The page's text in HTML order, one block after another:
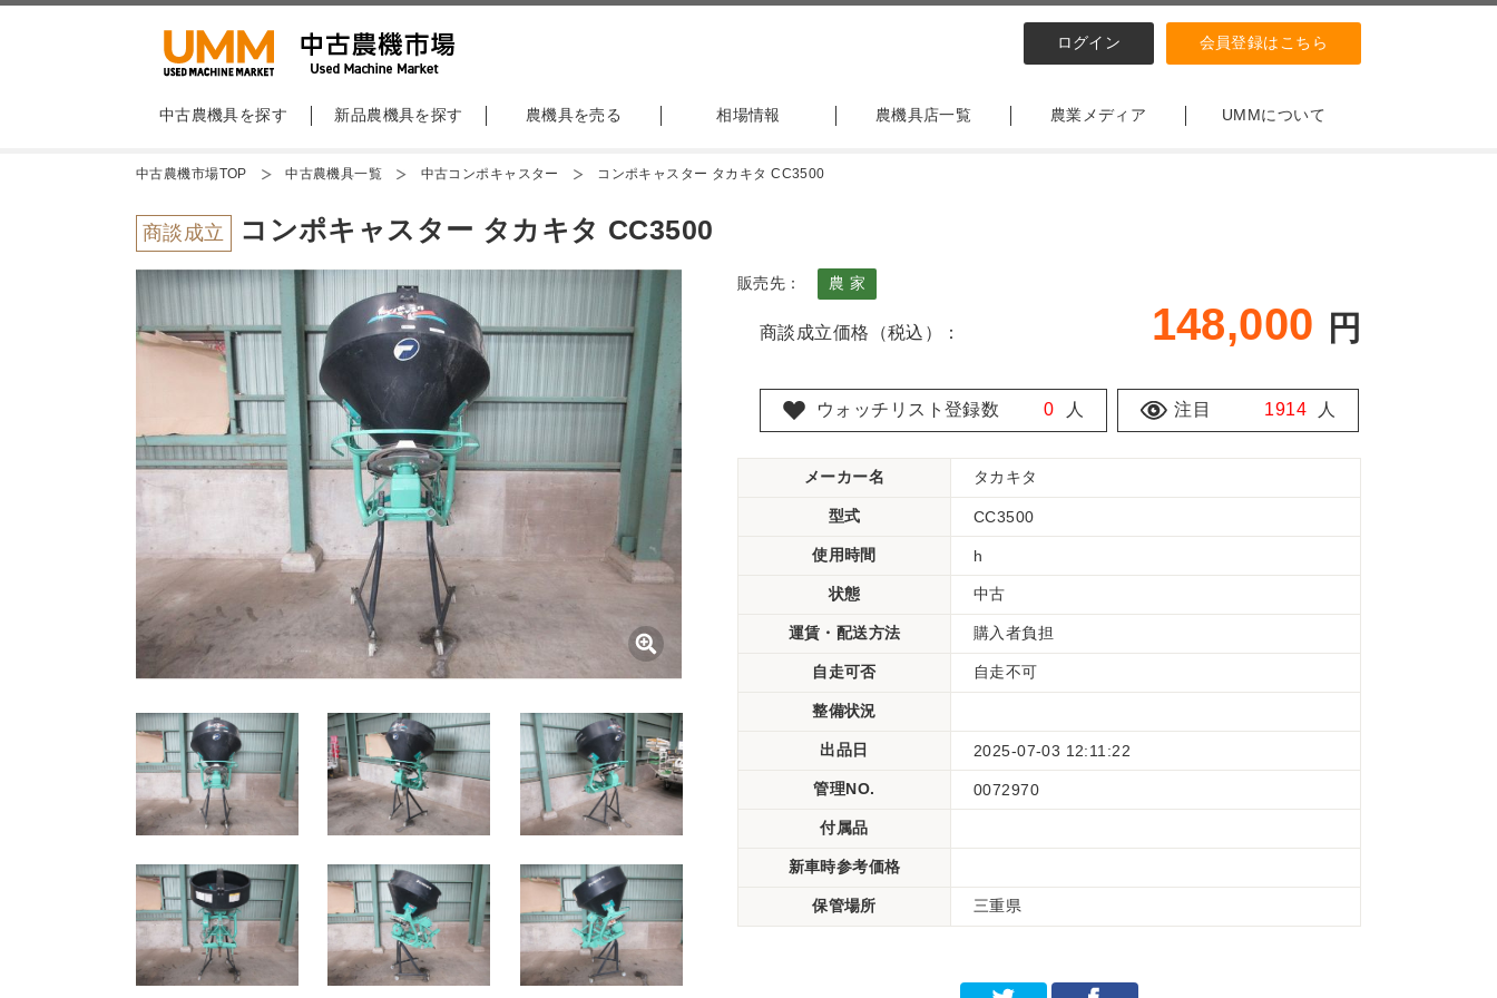
ログイン 会員登録はこちら
中古農機具を探す 新品農機具を探す 農機具を売る 相場情報 農機具店一覧 農業メディア UMMについて
中古農機市場TOP 中古農機具一覧 中古コンポキャスター コンポキャスター タカキタ CC3500
商談成立 コンポキャスター タカキタ CC3500
販売先： 農 家
商談成立価格（税込）： 148,000 円
ウォッチリスト登録数 0 人 注目 1914 人
メーカー名 タカキタ
型式 CC3500
使用時間 h
状態 中古
運賃・配送方法 購入者負担
自走可否 自走不可
整備状況
出品日 2025-07-03 12:11:22
管理NO. 0072970
付属品
新車時参考価格
保管場所 三重県